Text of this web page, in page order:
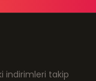
indirimleri takip